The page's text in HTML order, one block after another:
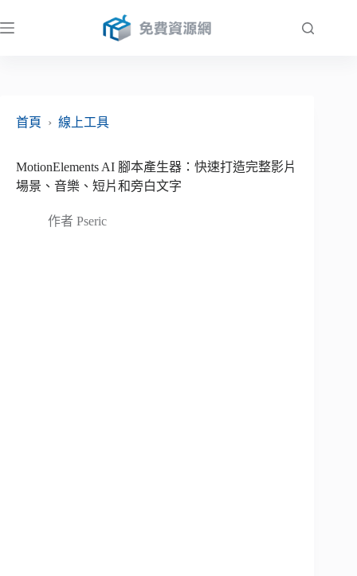
至
首頁
› 線上工具
MotionElements AI 腳本產生器：快速打造完整影片
場景、音樂、短片和旁白文字
作者 Pseric